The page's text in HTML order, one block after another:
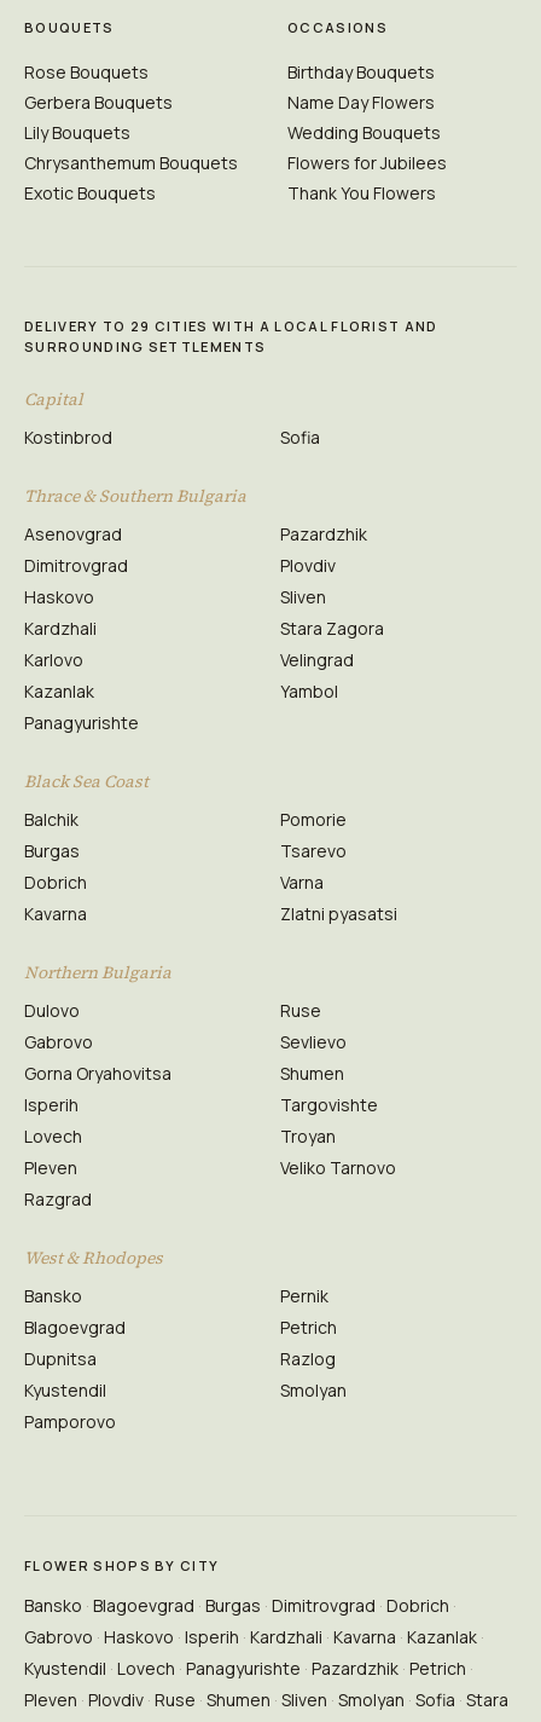
BOUQUETS
Rose Bouquets
Gerbera Bouquets
Lily Bouquets
Chrysanthemum Bouquets
Exotic Bouquets
OCCASIONS
Birthday Bouquets
Name Day Flowers
Wedding Bouquets
Flowers for Jubilees
Thank You Flowers
DELIVERY TO 29 CITIES WITH A LOCAL FLORIST AND
SURROUNDING SETTLEMENTS
Capital
Kostinbrod Sofia
Thrace & Southern Bulgaria
Asenovgrad
Dimitrovgrad
Haskovo
Kardzhali
Karlovo
Kazanlak
Panagyurishte
Pazardzhik
Plovdiv
Sliven
Stara Zagora
Velingrad
Yambol
Black Sea Coast
Balchik
Burgas
Dobrich
Kavarna
Pomorie
Tsarevo
Varna
Zlatni pyasatsi
Northern Bulgaria
Dulovo
Gabrovo
Gorna Oryahovitsa
Isperih
Lovech
Pleven
Razgrad
Ruse
Sevlievo
Shumen
Targovishte
Troyan
Veliko Tarnovo
West & Rhodopes
Bansko
Blagoevgrad
Dupnitsa
Kyustendil
Pamporovo
Pernik
Petrich
Razlog
Smolyan
FLOWER SHOPS BY CITY
Bansko Blagoevgrad Burgas Dimitrovgrad Dobrich
Gabrovo Haskovo Isperih Kardzhali Kavarna Kazanlak
Kyustendil Lovech Panagyurishte Pazardzhik Petrich
Pleven Plovdiv Ruse Shumen Sliven Smolyan Sofia Stara